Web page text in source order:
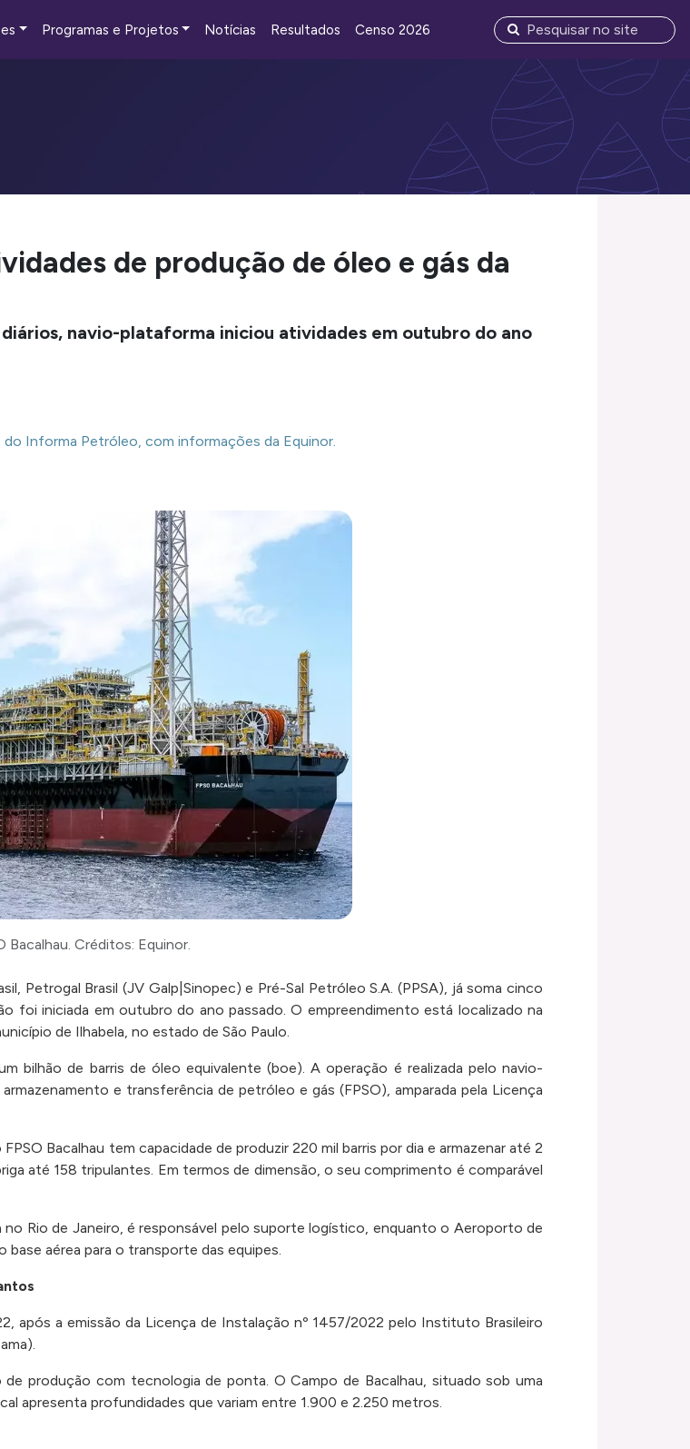
Programas e Projetos Notícias Resultados Censo 2026
de produção de óleo e gás da
navio-plataforma iniciou atividades em outubro do ano
Informa Petróleo, com informações da Equinor.
Bacalhau. Créditos: Equinor.
Petrogal Brasil (JV Galp|Sinopec) e Pré-Sal Petróleo S.A. (PPSA), já soma cinco
foi iniciada em outubro do ano passado. O empreendimento está localizado na
de Ilhabela, no estado de São Paulo.
bilhão de barris de óleo equivalente (boe). A operação é realizada pelo navio-
e transferência de petróleo e gás (FPSO), amparada pela Licença
Bacalhau tem capacidade de produzir 220 mil barris por dia e armazenar até 2
até 158 tripulantes. Em termos de dimensão, o seu comprimento é comparável
Rio de Janeiro, é responsável pelo suporte logístico, enquanto o Aeroporto de
aérea para o transporte das equipes.
após a emissão da Licença de Instalação nº 1457/2022 pelo Instituto Brasileiro
produção com tecnologia de ponta. O Campo de Bacalhau, situado sob uma
apresenta profundidades que variam entre 1.900 e 2.250 metros.